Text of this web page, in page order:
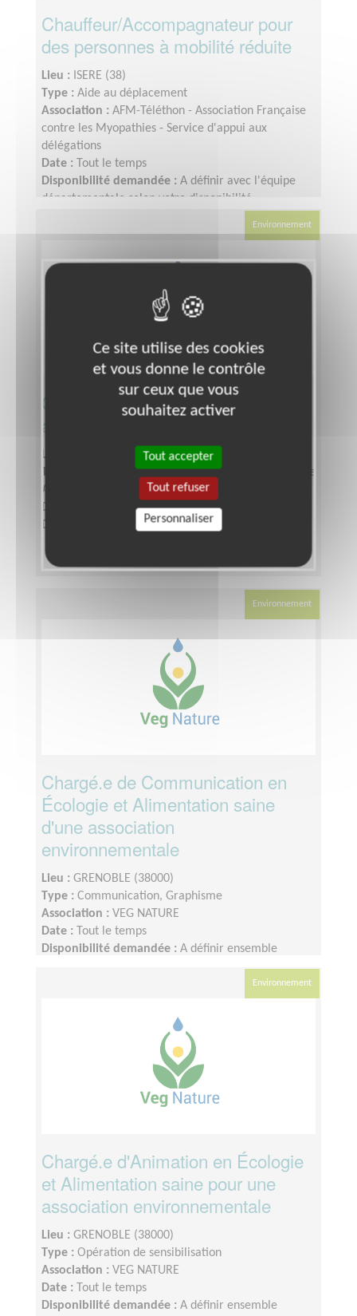
Chauffeur/Accompagnateur pour
des personnes à mobilité réduite
Lieu : ISERE (38)
Type : Aide au déplacement
Association : AFM-Téléthon - Association Française
contre les Myopathies - Service d'appui aux
délégations
Date :
Tout le temps
Disponibilité demandée : A définir avec l'équipe
départementale selon votre disponibilité
Environnement
Chargé.e de Projet d'une
association environnementale
Lieu :
GRENOBLE (38000)
Responsable associatif, Coordinateur d'équipe
Association :
VEG NATURE
Date :
Tout le temps
Disponibilité demandée :A définir ensemble
Environnement
Chargé.e de Communication en
Écologie et Alimentation saine
d'une association
environnementale
Lieu : GRENOBLE (38000)
Type : Communication, Graphisme
Association : VEG NATURE
Date :
Tout le temps
Disponibilité demandée : A définir ensemble
Environnement
Chargé.e d'Animation en Écologie
et Alimentation saine pour une
association environnementale
Lieu : GRENOBLE (38000)
Type : Opération de sensibilisation
Association : VEG NATURE
Date :
Tout le temps
Disponibilité demandée : A définir ensemble
Ce site utilise des cookies
et vous donne le contrôle
sur ceux que vous
souhaitez activer
Tout accepter
Tout refuser
Personnaliser